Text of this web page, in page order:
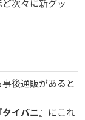
次々に新グッ
後通販があると
タイバニ』
にこれ